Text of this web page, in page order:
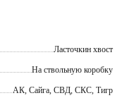
Ласточкин хвост
На ствольную коробку
АК, Сайга, СВД, СКС, Тигр